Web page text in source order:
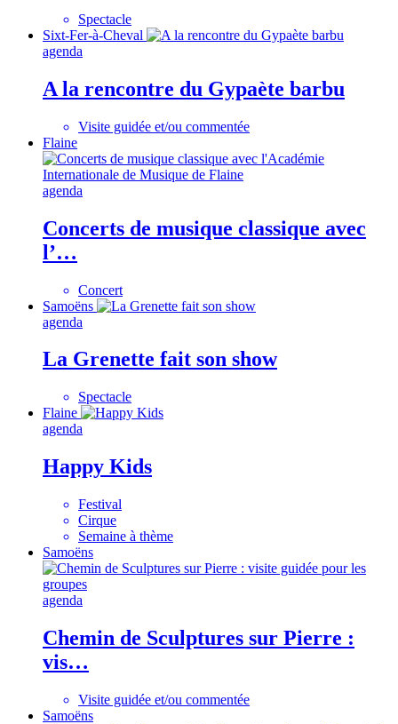
Spectacle
Sixt-Fer-à-Cheval
agenda
A la rencontre du Gypaète barbu
Visite guidée et/ou commentée
Flaine
agenda
Concerts de musique classique avec
l’…
Concert
Samoëns
agenda
La Grenette fait son show
Spectacle
Flaine
agenda
Happy Kids
Festival
Cirque
Semaine à thème
Samoëns
agenda
Chemin de Sculptures sur Pierre :
vis…
Visite guidée et/ou commentée
Samoëns